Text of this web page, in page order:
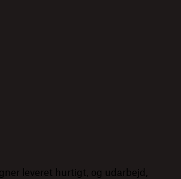
leveret hurtigt, og udarbejd,